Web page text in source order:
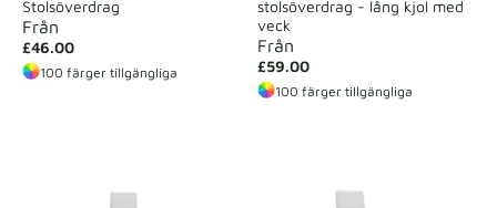
Stolsöverdrag
Från
£46.00
100 färger tillgängliga
stolsöverdrag - lång kjol med
veck
Från
£59.00
100 färger tillgängliga